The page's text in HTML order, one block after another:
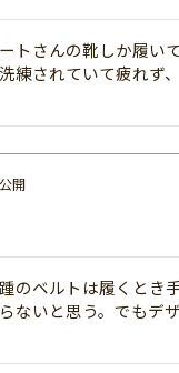
トさんの靴しか履い
練されていて疲れず
開
のベルトは履くとき
ないと思う。でもデ